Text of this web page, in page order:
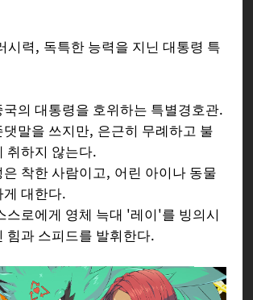
시력, 독특한 능력을 지닌 대통령 특
의 대통령을 호위하는 특별경호관.
말을 쓰지만, 은근히 무례하고 불
취하지 않는다.
착한 사람이고, 어린 아이나 동물
대한다.
스로에게 영체 늑대 '레이'를 빙의시
힘과 스피드를 발휘한다.